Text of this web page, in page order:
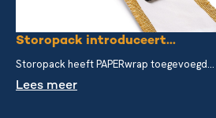
Storopack introduceert...
Storopack heeft PAPERwrap toegevoegd...
Lees meer